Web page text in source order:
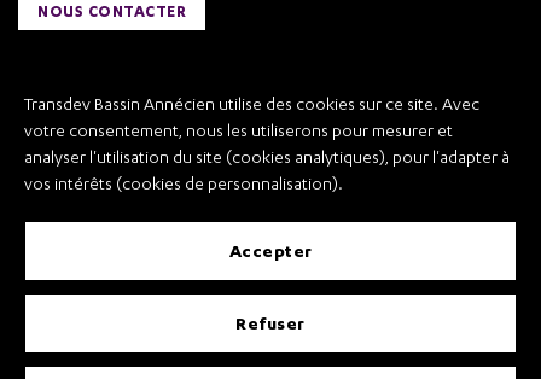
Transdev Bassin Annécien utilise des cookies sur ce site. Avec
votre consentement, nous les utiliserons pour mesurer et
analyser l'utilisation du site (cookies analytiques), pour l'adapter à
vos intérêts (cookies de personnalisation).
accepter
refuser
NOUS CONTACTER
Transdev Bassin Annécien
Recrutement
Conditions Générales de Vente et Transport
Conditions Générales d’Utilisation
Règlement